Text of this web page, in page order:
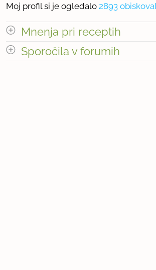
Moj profil si je ogledalo 2893
Mnenja pri receptih
odpri vse
Sporočila v forumih